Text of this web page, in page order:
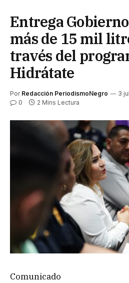
Entrega
más de 15 mil
través del
Hidrátate
Por Redacción PeriodismoNegro 3
0 2 Mins Lectura
Comunicado